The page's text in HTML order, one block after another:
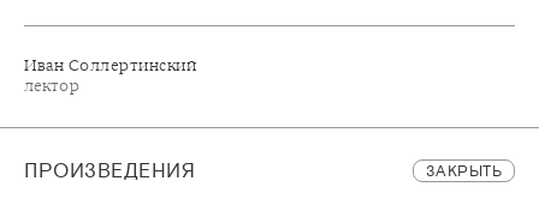
Иван Соллертинский
лектор
ПРОИЗВЕДЕНИЯ ЗАКРЫТЬ